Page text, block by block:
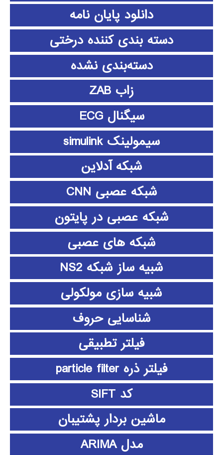
دانلود پايان نامه
دسته بندی کننده درختی
دسته‌بندی نشده
زاب ZAB
سیگنال ECG
سیمولینک simulink
شبکه آدلاین
شبکه عصبی CNN
شبکه عصبی در پایتون
شبکه های عصبی
شبیه ساز شبکه NS2
شبیه سازی مولکولی
شناسایی حروف
فیلتر تطبیقی
فیلتر ذره particle filter
کد SIFT
ماشین بردار پشتیبان
مدل ARIMA